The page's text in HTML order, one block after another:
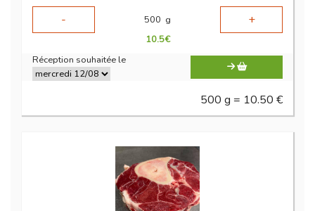
-
500 g +
10.5€
Réception souhaitée le
500 g = 10.50 €